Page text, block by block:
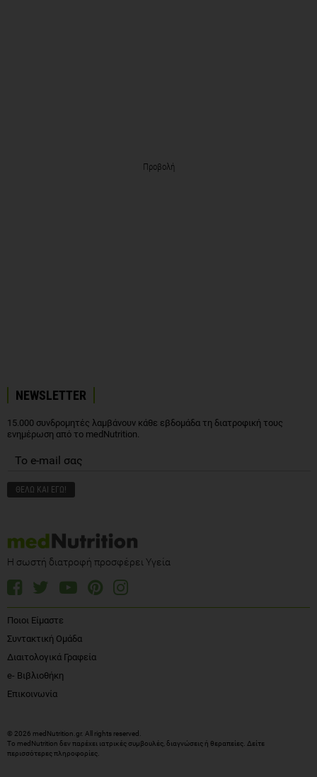
Προβολή
NEWSLETTER
15.000 συνδρομητές λαμβάνουν κάθε εβδομάδα τη διατροφική τους
ενημέρωση από το medNutrition.
Η σωστή διατροφή προσφέρει Υγεία
Ποιοι Είμαστε
Συντακτική Ομάδα
Διαιτολογικά Γραφεία
e- Βιβλιοθήκη
Επικοινωνία
© 2026 medNutrition.gr. All rights reserved.
Το medNutrition δεν παρέχει ιατρικές συμβουλές, διαγνώσεις ή θεραπείες. Δείτε
περισσότερες πληροφορίες.